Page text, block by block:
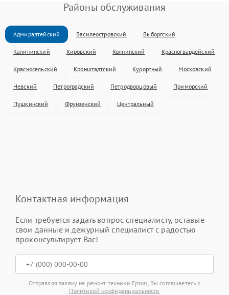
Районы обслуживания
Адмиралтейский Василеостровский Выборгский
Калининский Кировский Колпинский Красногвардейский
Красносельский Кронштадтский Курортный Московский
Невский Петроградский Петродворцовый Приморский
Пушкинский Фрунзенский Центральный
Контактная информация
Если требуется задать вопрос специалисту, оставьте
свои данные и дежурный специалист с радостью
проконсультирует Вас!
Отправляя заявку на ремонт техники Epson, Вы соглашаетесь с
Политикой конфиденциальности